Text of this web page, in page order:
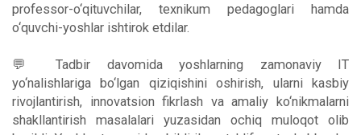
professor-o‘qituvchilar, texnikum pedagoglari hamda
o‘quvchi-yoshlar ishtirok etdilar.
💬 Tadbir davomida yoshlarning zamonaviy IT
yo‘nalishlariga bo‘lgan qiziqishini oshirish, ularni kasbiy
rivojlantirish, innovatsion fikrlash va amaliy ko‘nikmalarni
shakllantirish masalalari yuzasidan ochiq muloqot olib